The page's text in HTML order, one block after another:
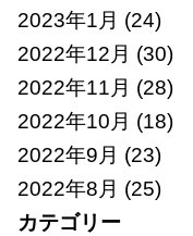
2023年1月 (24)
2022年12月 (30)
2022年11月 (28)
2022年10月 (18)
2022年9月 (23)
2022年8月 (25)
カテゴリー